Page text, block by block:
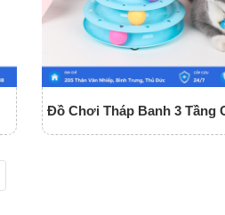
Đồ Chơi Tháp Banh 3 Tầng